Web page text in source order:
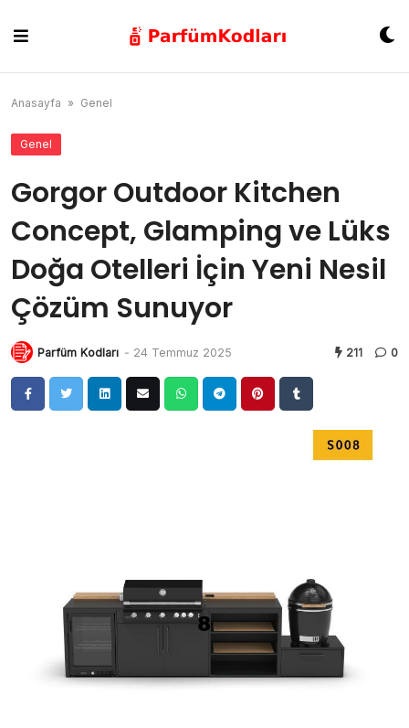
content
Anasayfa » Genel
Genel
Gorgor Outdoor Kitchen
Concept, Glamping ve Lüks
Doğa Otelleri İçin Yeni Nesil
Çözüm Sunuyor
Parfüm Kodları - 24 Temmuz 2025 211 0